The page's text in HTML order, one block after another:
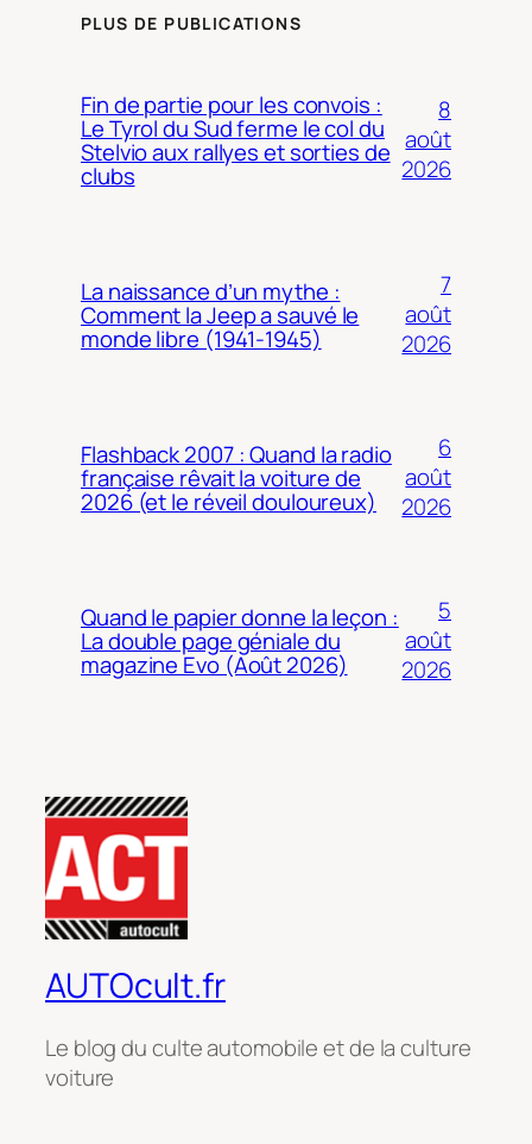
PLUS DE PUBLICATIONS
Fin de partie pour les convois :
Le Tyrol du Sud ferme le col du
Stelvio aux rallyes et sorties de
clubs
8
août
2026
La naissance d’un mythe :
Comment la Jeep a sauvé le
monde libre (1941-1945)
7
août
2026
Flashback 2007 : Quand la radio
française rêvait la voiture de
2026 (et le réveil douloureux)
6
août
2026
Quand le papier donne la leçon :
La double page géniale du
magazine Evo (Août 2026)
5
août
2026
AUTOcult.fr
Le blog du culte automobile et de la culture
voiture